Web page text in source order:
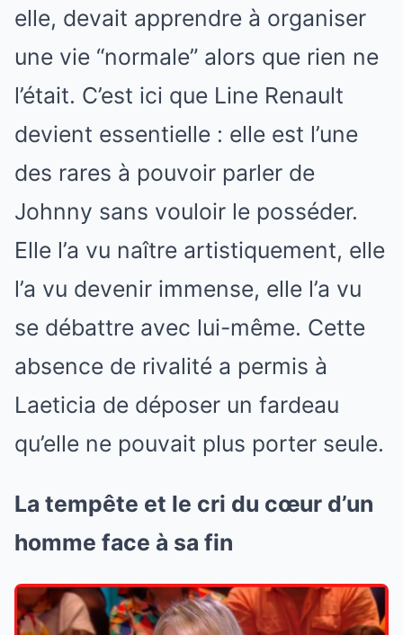
elle, devait apprendre à organiser
une vie “normale” alors que rien ne
l’était. C’est ici que Line Renault
devient essentielle : elle est l’une
des rares à pouvoir parler de
Johnny sans vouloir le posséder.
Elle l’a vu naître artistiquement, elle
l’a vu devenir immense, elle l’a vu
se débattre avec lui-même. Cette
absence de rivalité a permis à
Laeticia de déposer un fardeau
qu’elle ne pouvait plus porter seule.
La tempête et le cri du cœur d’un
homme face à sa fin